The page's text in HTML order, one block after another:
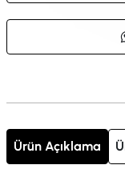
Ürün Açıklama